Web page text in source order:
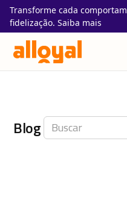
Transforme cada
fidelização. Saiba mais
Blog